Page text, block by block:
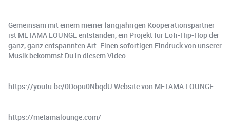
Gemeinsam mit einem meiner langjährigen Kooperationspartner
ist METAMA LOUNGE entstanden, ein Projekt für Lofi-Hip-Hop der
ganz, ganz entspannten Art. Einen sofortigen Eindruck von unserer
Musik bekommst Du in diesem Video:
https://youtu.be/0Dopu0NbqdU Website von METAMA LOUNGE
https://metamalounge.com/